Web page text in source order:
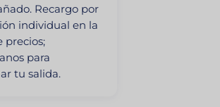
Recargo por
individual en la
precios;
para
tu salida.